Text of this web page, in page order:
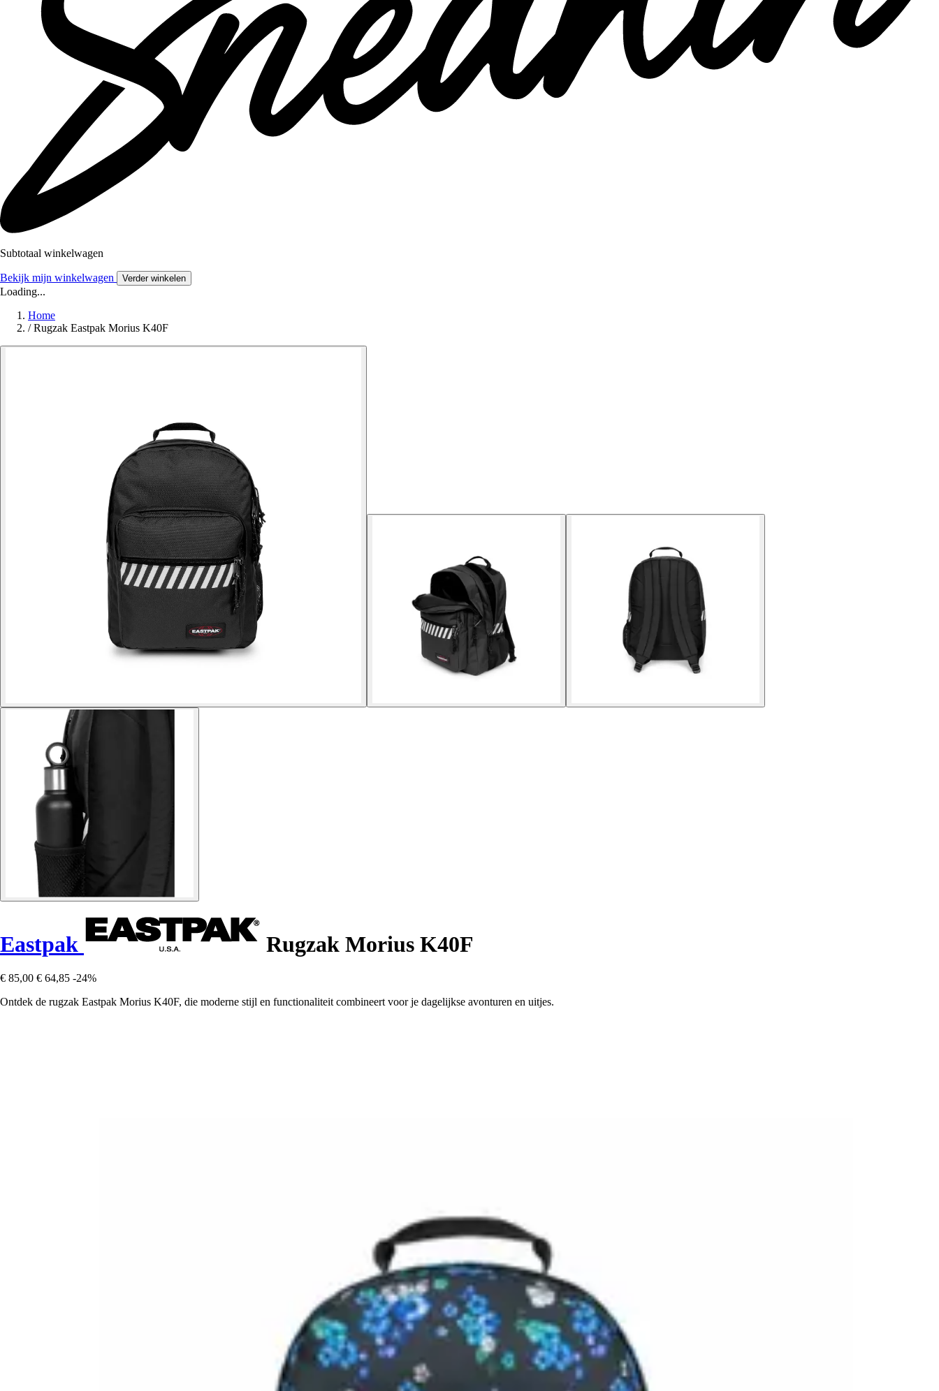
Subtotaal winkelwagen
Bekijk mijn winkelwagen Verder winkelen
Loading...
Home
/ Rugzak Eastpak Morius K40F
Eastpak Rugzak Morius K40F
€ 85,00 € 64,85 -24%
Ontdek de rugzak Eastpak Morius K40F, die moderne stijl en functionaliteit combineert voor je dagelijkse avonturen en uitjes.